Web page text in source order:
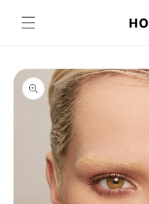
passer au
contenu
Passer aux
informations
produits